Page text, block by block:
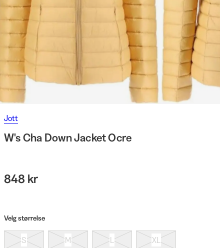
Jott
W's Cha Down Jacket Ocre
848 kr
Velg størrelse
S M L XL